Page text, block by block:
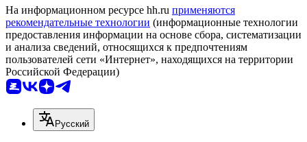
На информационном ресурсе hh.ru применяются
рекомендательные технологии (информационные технологии
предоставления информации на основе сбора, систематизации
и анализа сведений, относящихся к предпочтениям
пользователей сети «Интернет», находящихся на территории
Российской Федерации)
Русский